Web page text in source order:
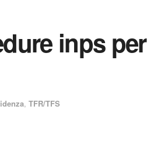
inps per
, TFR/TFS